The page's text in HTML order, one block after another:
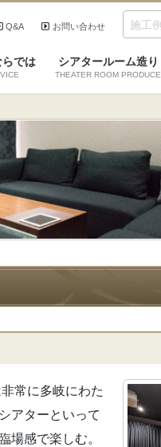
お問い合わせ
Q&A
らでは シアタールーム造り
THEATER ROOM PRODUCE
常に多岐にわた
アターといって
場感で楽しむ。